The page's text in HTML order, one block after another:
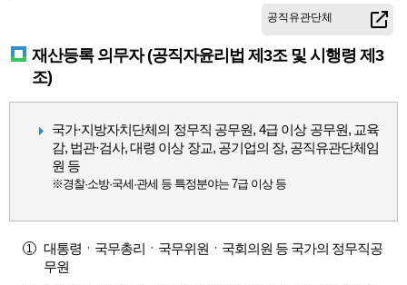
공직유관단체
재산등록 의무자 (공직자윤리법 제3조 및 시행령 제3
조)
국가·지방자치단체의 정무직 공무원, 4급 이상 공무원, 교육
감, 법관·검사, 대령 이상 장교, 공기업의 장, 공직유관단체임
원 등
※경찰·소방·국세·관세 등 특정분야는 7급 이상 등
대통령ㆍ국무총리ㆍ국무위원ㆍ국회의원 등 국가의 정무직공
무원